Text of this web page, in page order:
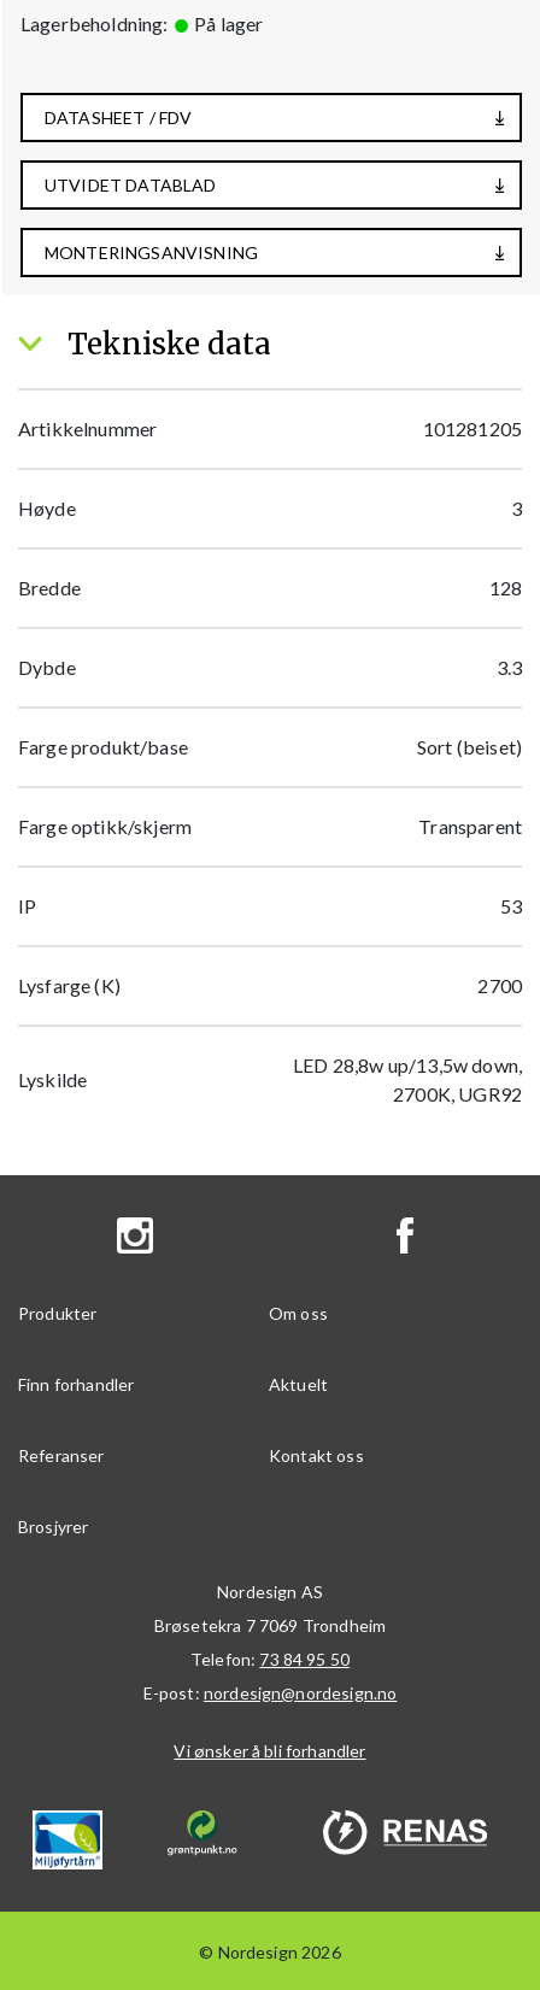
Lagerbeholdning: På lager
DATASHEET / FDV
UTVIDET DATABLAD
MONTERINGSANVISNING
Tekniske data
Artikkelnummer 101281205
Høyde 3
Bredde 128
Dybde 3.3
Farge produkt/base Sort (beiset)
Farge optikk/skjerm Transparent
IP 53
Lysfarge (K) 2700
Lyskilde
LED 28,8w up/13,5w down,
2700K, UGR92
Produkter Om oss
Finn forhandler Aktuelt
Referanser Kontakt oss
Brosjyrer
Nordesign AS
Brøsetekra 7 7069 Trondheim
Telefon: 73 84 95 50
E-post: nordesign@nordesign.no
Vi ønsker å bli forhandler
© Nordesign 2026